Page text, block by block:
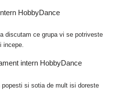
HobbyDance
discutam ce grupa vi se potriveste
incepe.
intern HobbyDance
popesti si sotia de mult isi doreste